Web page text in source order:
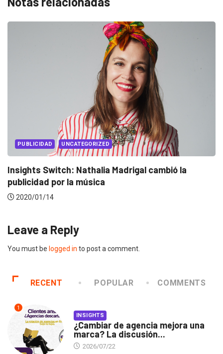
EVENTOS LUX AWARDS
Conoce a los ganadores de Lux Awards
2019/12/04
Leave a Reply
You must be logged in to post a comment.
RECENT POPULAR COMMENTS
1
INSIGHTS
¿Cambiar de agencia mejora una
marca? La discusión...
2026/07/22